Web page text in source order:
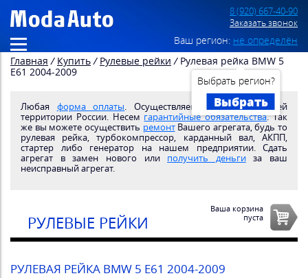
8 (920) 667-40-90
Заказать звонок
Ваш регион: не определён
Выбрать регион?
Выбрать
Главная / Купить / Рулевые рейки / Рулевая рейка BMW 5
E61 2004-2009
Любая форма оплаты. Осуществляем доставкупо всей
территории России. Несем гарантийные обязательства. Так
же вы можете осуществить ремонтВашего агрегата, будь то
рулевая рейка, турбокомпрессор, карданный вал, АКПП,
стартер либо генератор на нашем предприятии. Сдать
агрегат в замен нового или получить деньгиза ваш
неисправный агрегат.
РУЛЕВЫЕ РЕЙКИ
Ваша корзина
пуста
РУЛЕВАЯ РЕЙКА BMW 5 E61 2004-2009